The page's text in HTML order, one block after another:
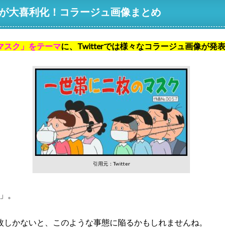
大喜利化！コラージュ画像まとめ
スク」をテーマに、Twitterでは様々なコラージュ画像が発表
引用元：Twitter
。
かないと、このような事態に陥るかもしれませんね。